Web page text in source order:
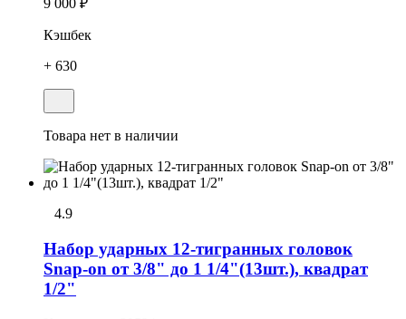
9 000 ₽
Кэшбек
+ 630
Товара нет в наличии
4.9
Набор ударных 12-тигранных головок
Snap-on от 3/8" до 1 1/4"(13шт.), квадрат
1/2"